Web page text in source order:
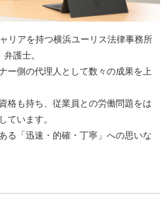
リアを持つ横浜ユーリス法律事務所
護士。
ー側の代理人として数々の成果を上
格も持ち、従業員との労働問題をは
ています。
る「迅速・的確・丁寧」への思いな